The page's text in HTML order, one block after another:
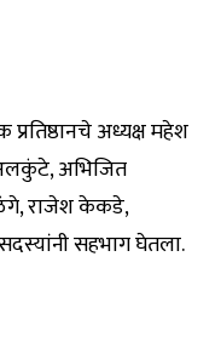
प्रतिष्ठानचे अध्यक्ष महेश
अभिजित
राजेश केकडे,
सहभाग घेतला.